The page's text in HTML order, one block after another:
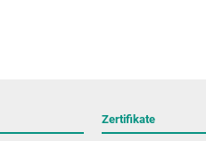
Zertifikate